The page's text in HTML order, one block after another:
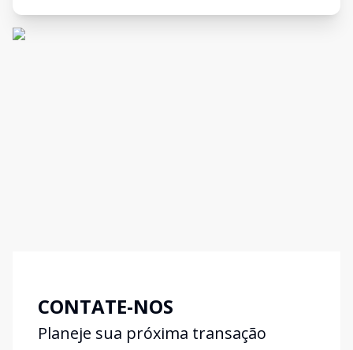
CONTATE-NOS
Planeje sua próxima transação